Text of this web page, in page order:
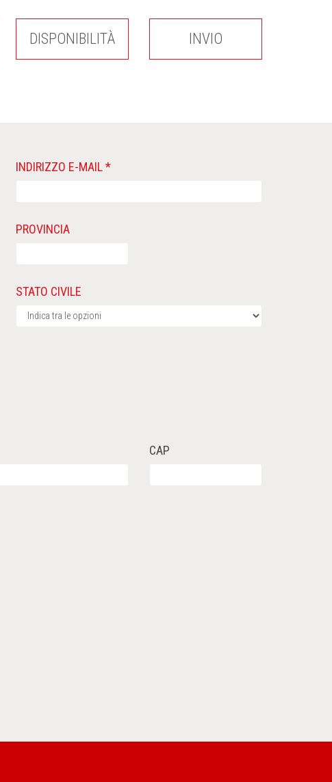
DISPONIBILITÀ INVIO
INDIRIZZO E-MAIL *
PROVINCIA
STATO CIVILE
CAP